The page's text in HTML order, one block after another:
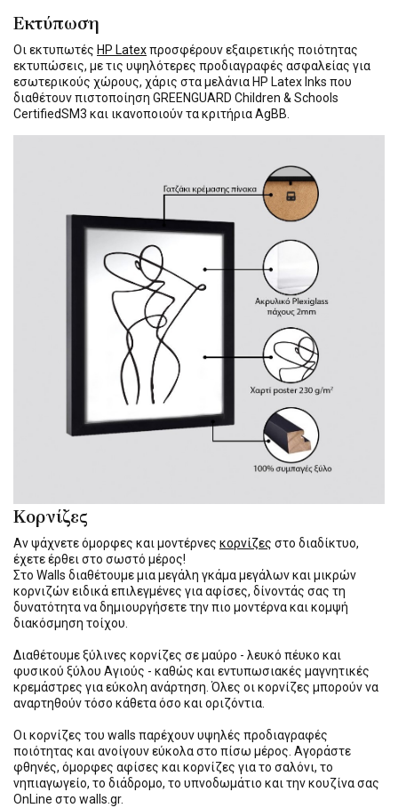
Εκτύπωση
Οι εκτυπωτές HP Latexπροσφέρουν εξαιρετικής ποιότητας
εκτυπώσεις, με τις υψηλότερες προδιαγραφές ασφαλείας για
εσωτερικούς χώρους, χάρις στα μελάνια HP Latex Inks που
διαθέτουν πιστοποίηση GREENGUARD Children & Schools
CertifiedSM3 και ικανοποιούν τα κριτήρια AgBB.
Κορνίζες
Αν ψάχνετε όμορφες και μοντέρνες κορνίζες στο διαδίκτυο,
έχετε έρθει στο σωστό μέρος!
Στο Walls διαθέτουμε μια μεγάλη γκάμα μεγάλων και μικρών
κορνιζών ειδικά επιλεγμένες για αφίσες, δίνοντάς σας τη
δυνατότητα να δημιουργήσετε την πιο μοντέρνα και κομψή
διακόσμηση τοίχου.
Διαθέτουμε ξύλινες κορνίζες σε μαύρο - λευκό πέυκο και
φυσικού ξύλου Αγιούς - καθώς και εντυπωσιακές μαγνητικές
κρεμάστρες για εύκολη ανάρτηση. Όλες οι κορνίζες μπορούν να
αναρτηθούν τόσο κάθετα όσο και οριζόντια.
Οι κορνίζες του walls παρέχουν υψηλές προδιαγραφές
ποιότητας και ανοίγουν εύκολα στο πίσω μέρος. Αγοράστε
φθηνές, όμορφες αφίσες και κορνίζες για το σαλόνι, το
νηπιαγωγείο, το διάδρομο, το υπνοδωμάτιο και την κουζίνα σας
OnLine στο walls.gr.